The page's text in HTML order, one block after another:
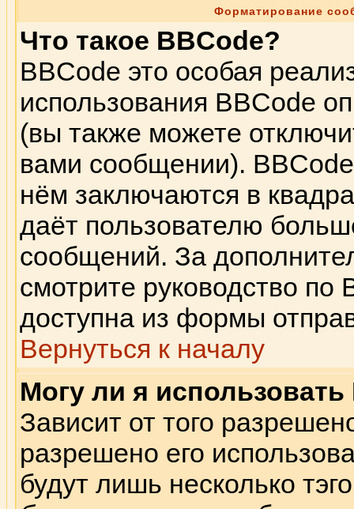
Форматирование
Что такое BBCode?
BBCode это особая
использования BBCode
(вы также можете
вами сообщении).
нём заключаются в
даёт пользователю
сообщений. За
смотрите руководство по
доступна из формы
Вернуться к началу
Могу ли я использовать
Зависит от того
разрешено его
будут лишь несколько